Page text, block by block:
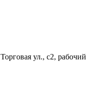
Торговая ул., с2, рабочий